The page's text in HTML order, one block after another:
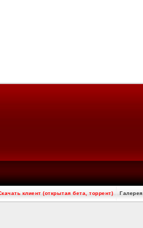
Галерея
клиент (открытая бета, торрент)